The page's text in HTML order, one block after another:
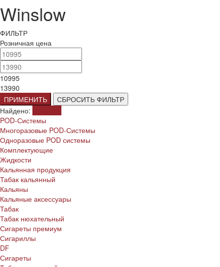
Winslow
ФИЛЬТР
Розничная цена
10995
13990
ПРИМЕНИТЬ
СБРОСИТЬ ФИЛЬТР
Найдено:
POD-Системы
Многоразовые POD-Системы
Одноразовые POD системы
Комплектующие
Жидкости
Кальянная продукция
Табак кальянный
Кальяны
Кальяные аксессуары
Табак
Табак нюхательный
Сигареты премиум
Сигариллы
DF
Сигареты